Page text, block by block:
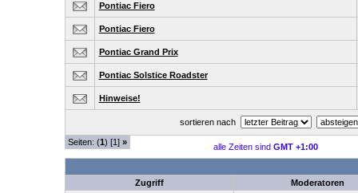
Pontiac Fiero
Pontiac Fiero
Pontiac Grand Prix
Pontiac Solstice Roadster
Hinweise!
sortieren nach
Seiten: (1) [1] » alle Zeiten sind GMT +1:00
Zugriff
Moderatoren